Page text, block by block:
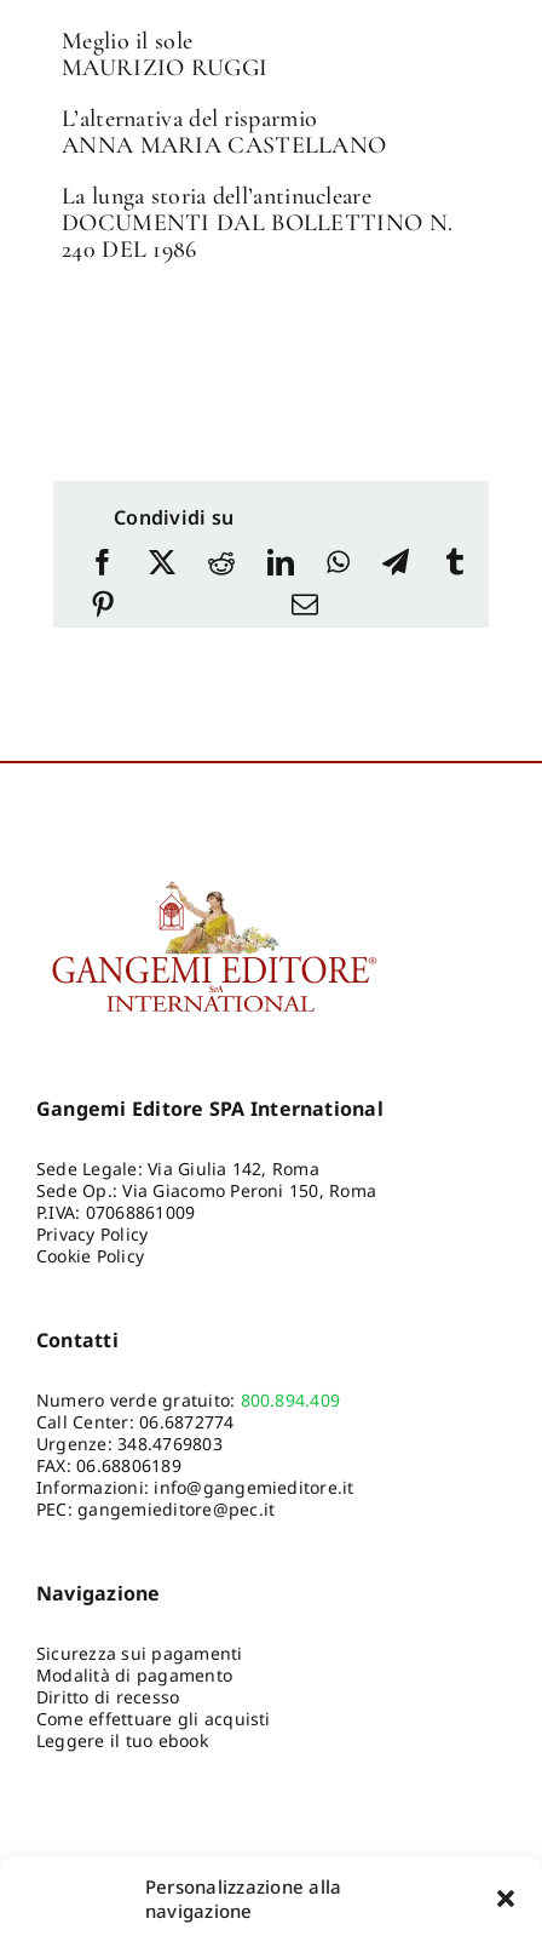
Personalizzazione alla
navigazione
Meglio il sole
MAURIZIO RUGGI
L’alternativa del risparmio
ANNA MARIA CASTELLANO
La lunga storia dell’antinucleare
DOCUMENTI DAL BOLLETTINO N.
240 DEL 1986
Condividi su
Gangemi Editore SPA International
Sede Legale: Via Giulia 142, Roma
Sede Op.: Via Giacomo Peroni 150, Roma
P.IVA: 07068861009
Privacy Policy
Cookie Policy
Contatti
Numero verde gratuito: 800.894.409
Call Center:06.6872774
Urgenze:348.4769803
FAX: 06.68806189
Informazioni: info@gangemieditore.it
PEC: gangemieditore@pec.it
Navigazione
Sicurezza sui pagamenti
Modalità di pagamento
Diritto di recesso
Come effettuare gli acquisti
Leggere il tuo ebook